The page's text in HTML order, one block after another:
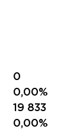
0
0,00%
19 833
0,00%